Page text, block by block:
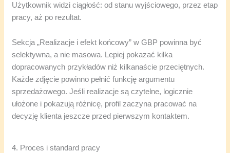
Użytkownik widzi ciągłość: od stanu wyjściowego, przez etap
pracy, aż po rezultat.
Sekcja „Realizacje i efekt końcowy” w GBP powinna być
selektywna, a nie masowa. Lepiej pokazać kilka
dopracowanych przykładów niż kilkanaście przeciętnych.
Każde zdjęcie powinno pełnić funkcję argumentu
sprzedażowego. Jeśli realizacje są czytelne, logicznie
ułożone i pokazują różnicę, profil zaczyna pracować na
decyzję klienta jeszcze przed pierwszym kontaktem.
4. Proces i standard pracy